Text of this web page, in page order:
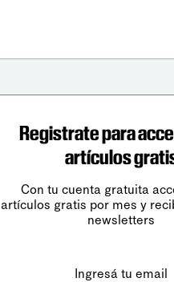
Registrate para
artículos
Con tu cuenta gratuita
artículos gratis por mes y
newsletters
Ingresá tu email